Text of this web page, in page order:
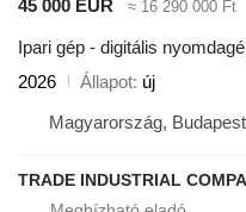
45 000 EUR
≈ 16 290 000 Ft
Ipari gép - digitális
2026
Állapot új
Magyarország, Budapest
TRADE INDUSTRIAL